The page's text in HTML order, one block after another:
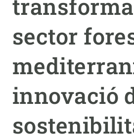
sector
innovació
NOTÍCIES I AGENDA